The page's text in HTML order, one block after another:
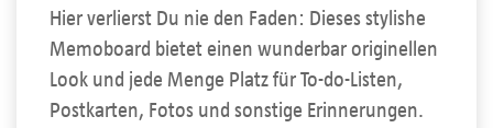
Hier verlierst Du nie den Faden: Dieses stylishe
Memoboard bietet einen wunderbar originellen
Look und jede Menge Platz für To-do-Listen,
Postkarten, Fotos und sonstige Erinnerungen.